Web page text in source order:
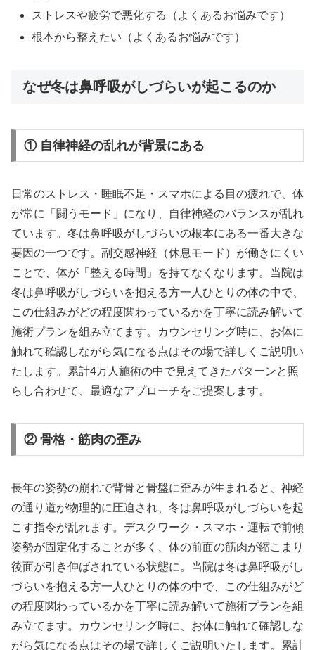
ストレスや疲労で悪化する（よくあるお悩みです）
根本から整えたい（よくあるお悩みです）
なぜ冬は鼻呼吸がしづらいが起こるのか
① 自律神経の乱れが背景にある
日常のストレス・睡眠不足・スマホによる目の疲れで、体
が常に「闘うモード」になり、自律神経のバランスが乱れ
ています。冬は鼻呼吸がしづらいの根本にある一番大きな
要因の一つです。副交感神経（休息モード）が働きにくい
ことで、体が「整える時間」を持てなくなります。当院は
冬は鼻呼吸がしづらいを抱える方一人ひとりの体の中で、
この仕組みがどの程度関わっているかを丁寧に読み解いて
施術プランを組み立てます。カウンセリング時に、お体に
触れて確認しながら気になる点はその場で詳しくご説明い
たします。累計4万人施術の中で見えてきたパターンと照
らし合わせて、最適なアプローチをご提案します。
② 骨格・筋肉の歪み
長年の姿勢の崩れで背骨と骨盤に歪みが生まれると、神経
の通り道が物理的に圧迫され、冬は鼻呼吸がしづらいを起
こす指令が乱れます。デスクワーク・スマホ・運転で前傾
姿勢が固定化することが多く、体の前面の筋肉が縮こまり
後面が引き伸ばされている状態に。当院は冬は鼻呼吸がし
づらいを抱える方一人ひとりの体の中で、この仕組みがど
の程度関わっているかを丁寧に読み解いて施術プランを組
み立てます。カウンセリング時に、お体に触れて確認しな
がら気になる点はその場で詳しくご説明いたします。累計